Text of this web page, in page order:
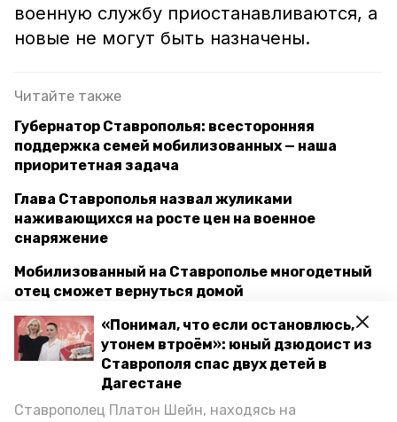
«Понимал, что если остановлюсь,
утонем втроём»: юный дзюдоист из
Ставрополя спас двух детей в
Дагестане
Ставрополец Платон Шейн, находясь на
военную службу приостанавливаются, а
новые не могут быть назначены.
Читайте также
Губернатор Ставрополья: всесторонняя
поддержка семей мобилизованных — наша
приоритетная задача
Глава Ставрополья назвал жуликами
наживающихся на росте цен на военное
снаряжение
Мобилизованный на Ставрополье многодетный
отец сможет вернуться домой
ставропольский край денис полюбин
губернатор владимир владимиров